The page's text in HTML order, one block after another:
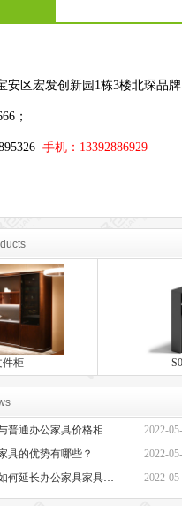
安区宏发创新园1栋3楼北琛品牌
；
手机：13392886929
件柜
·定做办公家具定制-高端与普通办公家具价格相差巨大的原因是什么？ 2022-
具的优势有哪些？
2022-
·办公椅子图片大全价格-如何延长办公家具家具的保质期？
2022-